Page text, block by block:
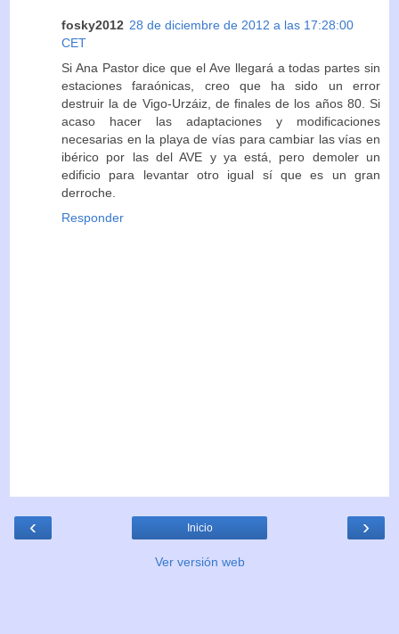
fosky2012 28 de diciembre de 2012 a las 17:28:00
CET
Si Ana Pastor dice que el Ave llegará a todas partes sin
estaciones faraónicas, creo que ha sido un error
destruir la de Vigo-Urzáiz, de finales de los años 80. Si
acaso hacer las adaptaciones y modificaciones
necesarias en la playa de vías para cambiar las vías en
ibérico por las del AVE y ya está, pero demoler un
edificio para levantar otro igual sí que es un gran
derroche.
Responder
‹ ›
Inicio
Ver versión web